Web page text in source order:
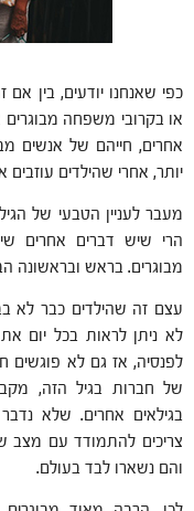
כפי שאנחנו יודעים, בין אם
או בקרובי משפחה
אחרים, חייהם של אנשים
יותר, אחרי שהילדים
מעבר לעניין הטבעי של
הרי שיש דברים אחרים
מבוגרים. בראש ובראשונה
עצם זה שהילדים כבר לא
לא ניתן לראות בכל יום
לפנסיה, אז גם לא פוגשים
של חברות בגיל הזה,
בגילאים אחרים. שלא
צריכים להתמודד עם מצב
והם נשארו לבד בעולם.